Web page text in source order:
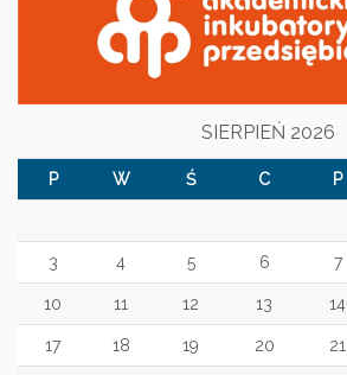
SIERPIEŃ 2026
P W Ś C P
3 4 5 6 7
10 11 12 13 14
17 18 19 20 21